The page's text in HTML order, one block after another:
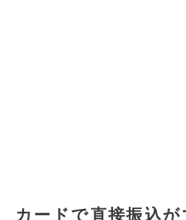
カードで直接振込